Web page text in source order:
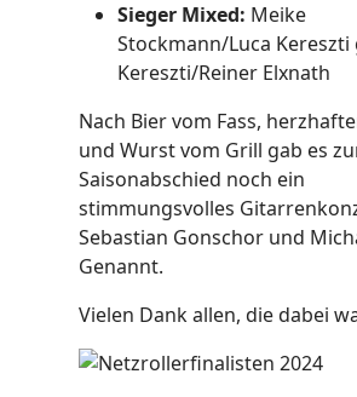
Sieger Mixed: Meike
Stockmann/Luca Kereszti
Kereszti/Reiner Elxnath
Nach Bier vom Fass,
und Wurst vom Grill gab es
Saisonabschied noch ein
stimmungsvolles
Sebastian Gonschor und
Genannt.
Vielen Dank allen, die dabei